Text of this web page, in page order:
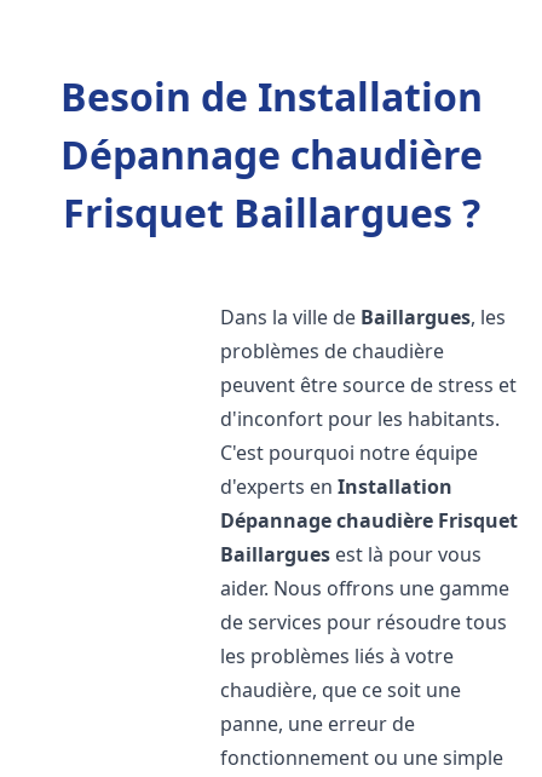
Besoin de Installation
Dépannage chaudière
Frisquet Baillargues ?
Dans la ville de Baillargues, les
problèmes de chaudière
peuvent être source de stress et
d'inconfort pour les habitants.
C'est pourquoi notre équipe
d'experts enInstallation
Dépannage chaudière Frisquet
Baillargues est là pour vous
aider. Nous offrons une gamme
de services pour résoudre tous
les problèmes liés à votre
chaudière, que ce soit une
panne, une erreur de
fonctionnement ou une simple